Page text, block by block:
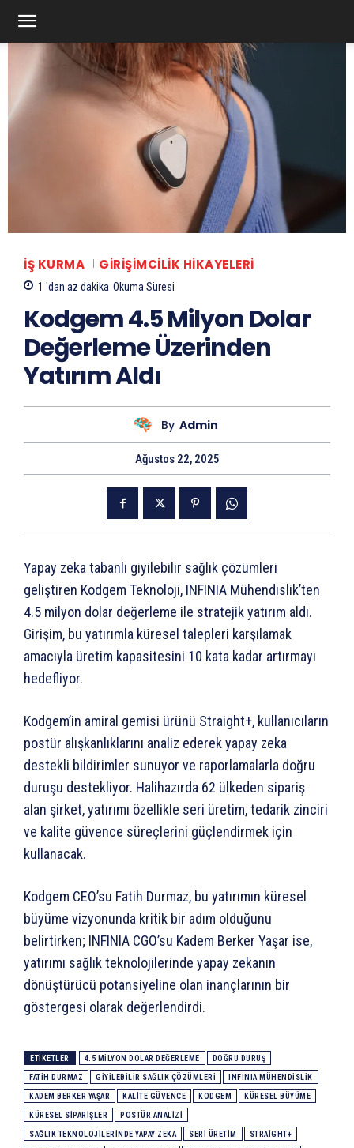
İŞ KURMA GIRIŞIMCILIK HIKAYELERI
1 'dan az dakika Okuma Süresi
Kodgem 4.5 Milyon Dolar
Değerleme Üzerinden
Yatırım Aldı
By Admin
Ağustos 22, 2025
Yapay zeka tabanlı giyilebilir sağlık çözümleri
geliştiren Kodgem Teknoloji, INFINIA Mühendislik’ten
4.5 milyon dolar değerleme ile stratejik yatırım aldı.
Girişim, bu yatırımla küresel talepleri karşılamak
amacıyla üretim kapasitesini 10 kata kadar artırmayı
hedefliyor.
Kodgem’in amiral gemisi ürünü Straight+, kullanıcıların
postür alışkanlıklarını analiz ederek yapay zeka
destekli bildirimler sunuyor ve raporlamalarla doğru
duruşu destekliyor. Halihazırda 62 ülkeden sipariş
alan şirket, yatırımı özellikle seri üretim, tedarik zinciri
ve kalite güvence süreçlerini güçlendirmek için
kullanacak.
Kodgem CEO’su Fatih Durmaz, bu yatırımın küresel
büyüme vizyonunda kritik bir adım olduğunu
belirtirken; INFINIA CGO’su Kadem Berker Yaşar ise,
yatırımı sağlık teknolojilerinde yapay zekanın
dönüştürücü potansiyeline olan inançlarının bir
göstergesi olarak değerlendirdi.
ETIKETLER 4.5 MILYON DOLAR DEĞERLEME DOĞRU DURUŞ
FATIH DURMAZ GIYILEBILIR SAĞLIK ÇÖZÜMLERI INFINIA MÜHENDISLIK
KADEM BERKER YAŞAR KALITE GÜVENCE KODGEM KÜRESEL BÜYÜME
KÜRESEL SIPARIŞLER POSTÜR ANALIZI
SAĞLIK TEKNOLOJILERINDE YAPAY ZEKA SERI ÜRETIM STRAIGHT+